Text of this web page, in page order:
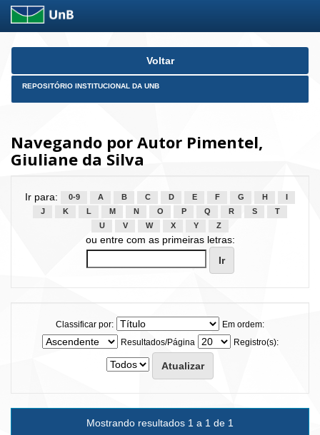
Skip
Voltar
REPOSITÓRIO INSTITUCIONAL DA UNB
Navegando por Autor Pimentel,
Giuliane da Silva
Ir para: 0-9 A B C D E F G H
J
K L M N O P Q R S
T
U
V W X Y Z
ou entre com as primeiras letras:
Classificar por:
Em ordem:
Resultados/Página
Registro(s):
Mostrando resultados 1 a 1 de 1